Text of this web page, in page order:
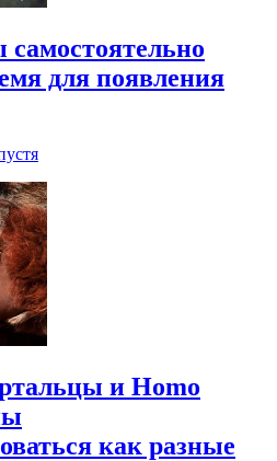
для появления
и Homo
как разные